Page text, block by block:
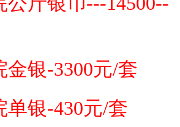
金银-3300元/套
单银-430元/套